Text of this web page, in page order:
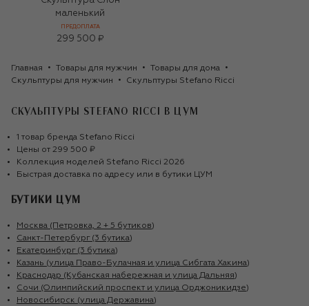
маленький
ПРЕДОПЛАТА
299 500 ₽
Главная Товары для мужчин
Товары для дома
Скульптуры для мужчин
Скульптуры Stefano Ricci
СКУЛЬПТУРЫ STEFANO RICCI В ЦУМ
1 товар бренда Stefano Ricci
Цены от 299 500 ₽
Коллекция моделей Stefano Ricci 2026
Быстрая доставка по адресу или в бутики ЦУМ
БУТИКИ ЦУМ
Москва (Петровка, 2 + 5 бутиков)
Санкт-Петербург (3 бутика)
Екатеринбург (3 бутика)
Казань (улица Право-Булачная и улица Сибгата Хакима)
Краснодар (Кубанская набережная и улица Дальняя)
Сочи (Олимпийский проспект и улица Орджоникидзе)
Новосибирск (улица Державина)